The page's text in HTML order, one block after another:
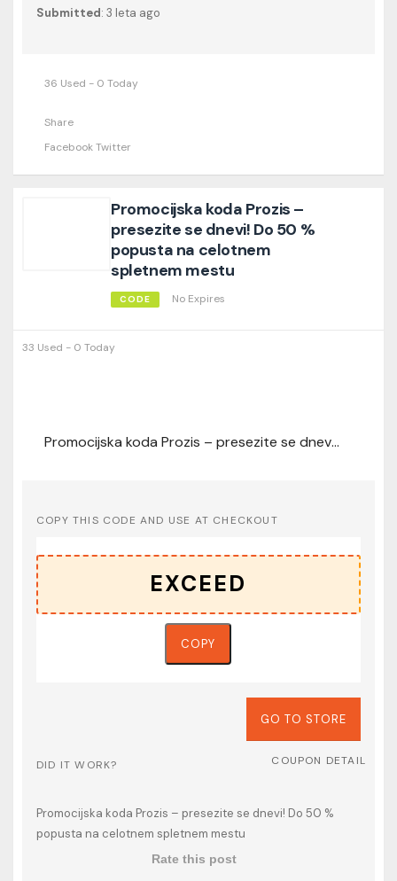
Submitted: 3 leta ago
36 Used - 0 Today
Share
FacebookTwitter
Promocijska koda Prozis –
presezite se dnevi! Do 50 %
popusta na celotnem
spletnem mestu
CODE No Expires
33 Used - 0 Today
Promocijska koda Prozis – presezite se dnevi! Do 50 % popusta na celotnem spletnem mestu
COPY THIS CODE AND USE AT CHECKOUT
COPY
GO TO STORE
DID IT WORK? COUPON DETAIL
Promocijska koda Prozis – presezite se dnevi! Do 50 %
popusta na celotnem spletnem mestu
Rate this post